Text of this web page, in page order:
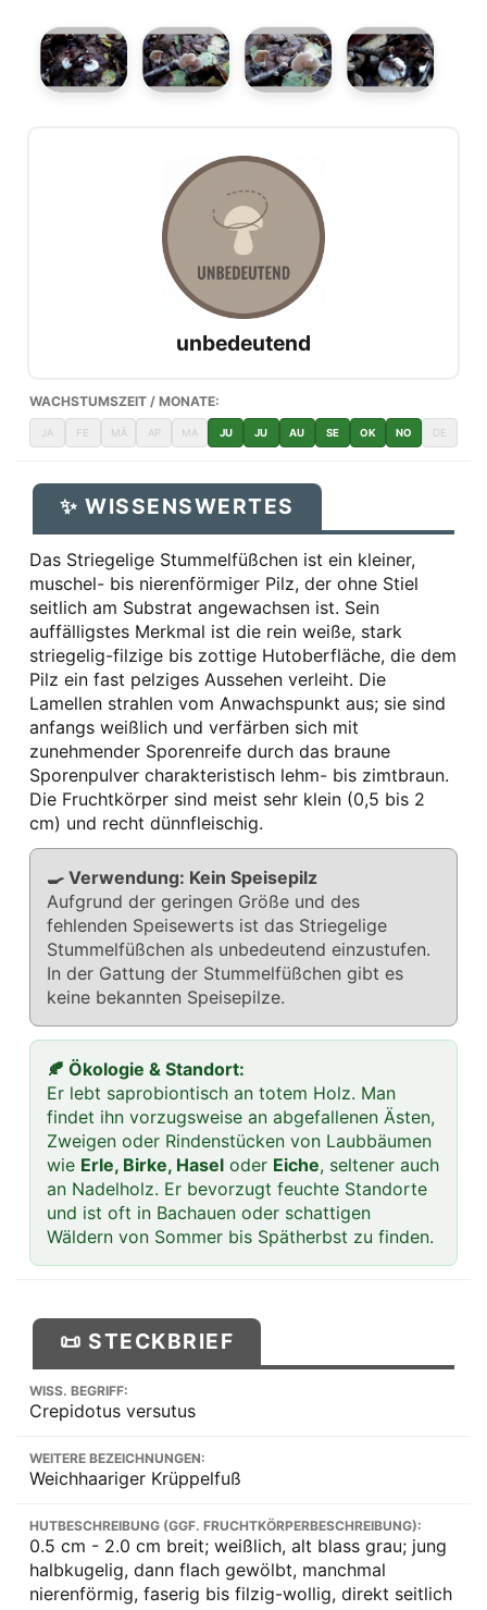
unbedeutend
WACHSTUMSZEIT / MONATE:
JA FE MÄ AP MA JU JU AU SE OK NO DE
✨ WISSENSWERTES
Das Striegelige Stummelfüßchen ist ein kleiner,
muschel- bis nierenförmiger Pilz, der ohne Stiel
seitlich am Substrat angewachsen ist. Sein
auffälligstes Merkmal ist die rein weiße, stark
striegelig-filzige bis zottige Hutoberfläche, die dem
Pilz ein fast pelziges Aussehen verleiht. Die
Lamellen strahlen vom Anwachspunkt aus; sie sind
anfangs weißlich und verfärben sich mit
zunehmender Sporenreife durch das braune
Sporenpulver charakteristisch lehm- bis zimtbraun.
Die Fruchtkörper sind meist sehr klein (0,5 bis 2
cm) und recht dünnfleischig.
🍳 Verwendung: Kein Speisepilz
Aufgrund der geringen Größe und des
fehlenden Speisewerts ist das Striegelige
Stummelfüßchen als unbedeutend einzustufen.
In der Gattung der Stummelfüßchen gibt es
keine bekannten Speisepilze.
🍂 Ökologie & Standort:
Er lebt saprobiontisch an totem Holz. Man
findet ihn vorzugsweise an abgefallenen Ästen,
Zweigen oder Rindenstücken von Laubbäumen
wie Erle, Birke, Hasel oder Eiche, seltener auch
an Nadelholz. Er bevorzugt feuchte Standorte
und ist oft in Bachauen oder schattigen
Wäldern von Sommer bis Spätherbst zu finden.
📜 STECKBRIEF
WISS. BEGRIFF:
Crepidotus versutus
WEITERE BEZEICHNUNGEN:
Weichhaariger Krüppelfuß
HUTBESCHREIBUNG (GGF. FRUCHTKÖRPERBESCHREIBUNG):
0.5 cm - 2.0 cm breit; weißlich, alt blass grau; jung
halbkugelig, dann flach gewölbt, manchmal
nierenförmig, faserig bis filzig-wollig, direkt seitlich